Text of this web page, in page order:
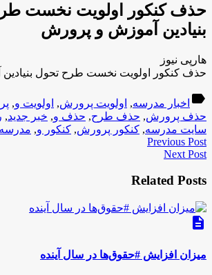
حذف کنکور اولویت نخست
بنیادین آموزش و پرورش
هارپی نیوز
حذف کنکور اولویت نخست طرح تحول
label اخبار مدرسه, اولویت پرورش, اولویت و,
حذف پرورش, حذف طرح, حذف و, خبر جدید,
سایت مدرسه, کنکور پرورش, کنکور و, مدرسه
Previous Post
Next Post
Related Posts
description
میزان افزایش #حقوق‌ها در سال آینده